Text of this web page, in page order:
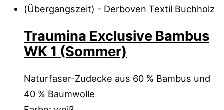
Traumina Exclusive Bambus
WK 1 (Sommer)
Naturfaser-Zudecke aus 60 % Bambus und
40 % Baumwolle